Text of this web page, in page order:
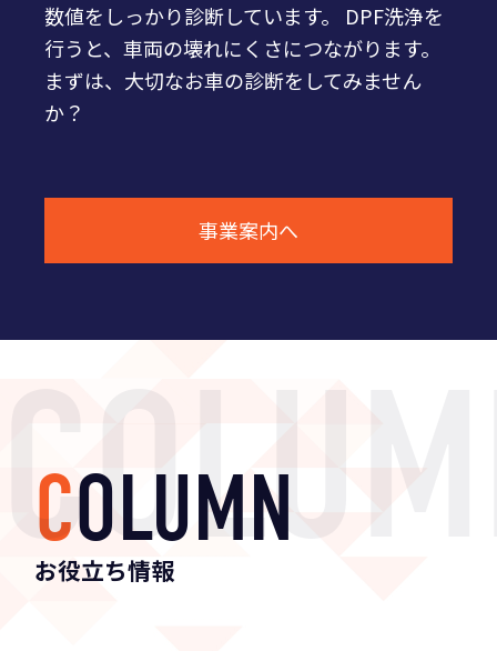
数値をしっかり診断しています。 DPF洗浄を
行うと、車両の壊れにくさにつながります。
まずは、大切なお車の診断をしてみません
か？
事業案内へ
事業案内へ
事業案内へ
事業案内へ
COLUMN
お役立ち情報